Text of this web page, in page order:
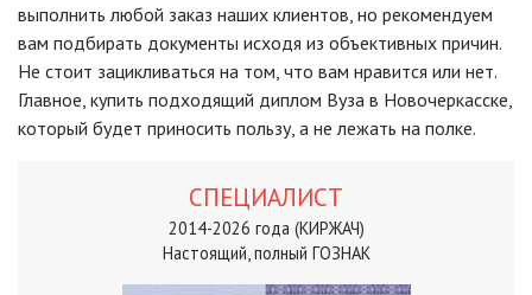
выполнить любой заказ наших клиентов, но рекомендуем
вам подбирать документы исходя из объективных причин.
Не стоит зацикливаться на том, что вам нравится или нет.
Главное, купить подходящий диплом Вуза в Новочеркасске,
который будет приносить пользу, а не лежать на полке.
СПЕЦИАЛИСТ
2014-2026 года (КИРЖАЧ)
Настоящий, полный ГОЗНАК